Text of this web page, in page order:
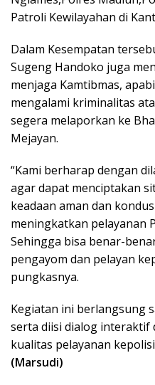
Patroli Kewilayahan di
Dalam Kesempatan
Sugeng Handoko juga
menjaga Kamtibmas,
mengalami kriminalitas
segera melaporkan ke
Mejayan.
“Kami berharap dengan
agar dapat menciptakan
keadaan aman dan
meningkatkan pelayanan
Sehingga bisa benar-
pengayom dan pelayan
pungkasnya.
Kegiatan ini berlangsung
serta diisi dialog interaktif
kualitas pelayanan
(Marsudi)